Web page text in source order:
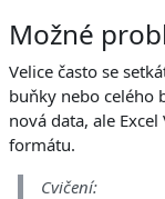
Možné
Velice často se
buňky nebo celého
nová data, ale
formátu.
Cvičení: